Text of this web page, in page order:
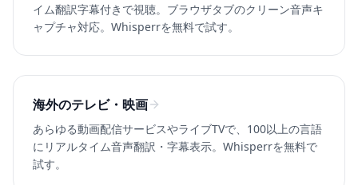
イム翻訳字幕付きで視聴。ブラウザタブのクリーン音声キ
ャプチャ対応。Whisperrを無料で試す。
海外のテレビ・映画
あらゆる動画配信サービスやライブTVで、100以上の言語
にリアルタイム音声翻訳・字幕表示。Whisperrを無料で
試す。